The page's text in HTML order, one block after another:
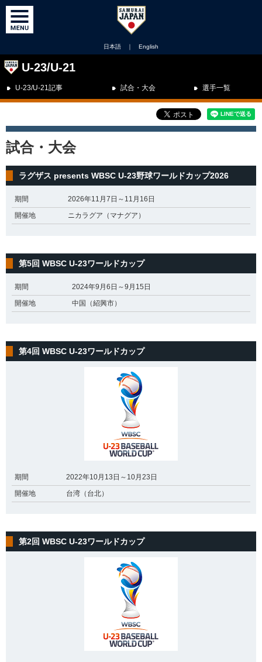
日本語 ｜ English
U-23/U-21
U-23/U-21記事 試合・大会 選手一覧
試合・大会
ラグザス presents WBSC U-23野球ワールドカップ2026
期間
2026年11月7日～11月16日
開催地
ニカラグア（マナグア）
第5回 WBSC U-23ワールドカップ
期間
2024年9月6日～9月15日
開催地
中国（紹興市）
第4回 WBSC U-23ワールドカップ
期間
2022年10月13日～10月23日
開催地
台湾（台北）
第2回 WBSC U-23ワールドカップ